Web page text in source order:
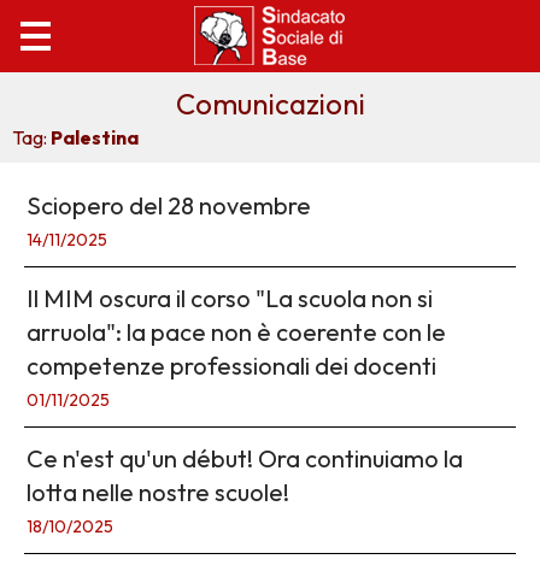
Comunicazioni
Tag: Palestina
Sciopero del 28 novembre
14/11/2025
Il MIM oscura il corso "La scuola non si
arruola": la pace non è coerente con le
competenze professionali dei docenti
01/11/2025
Ce n'est qu'un début! Ora continuiamo la
lotta nelle nostre scuole!
18/10/2025